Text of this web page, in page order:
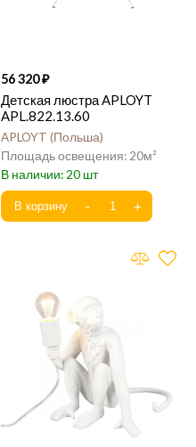
56 320
Детская люстра APLOYT
APL.822.13.60
APLOYT Польша
20
20